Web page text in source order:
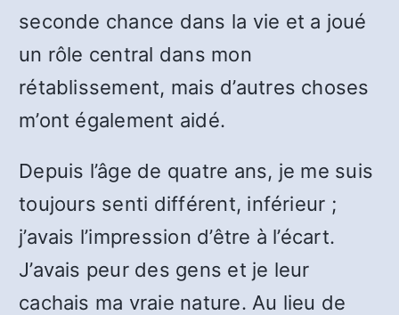
seconde chance dans la vie et a joué
un rôle central dans mon
rétablissement, mais d’autres choses
m’ont également aidé.
Depuis l’âge de quatre ans, je me suis
toujours senti différent, inférieur ;
j’avais l’impression d’être à l’écart.
J’avais peur des gens et je leur
cachais ma vraie nature. Au lieu de